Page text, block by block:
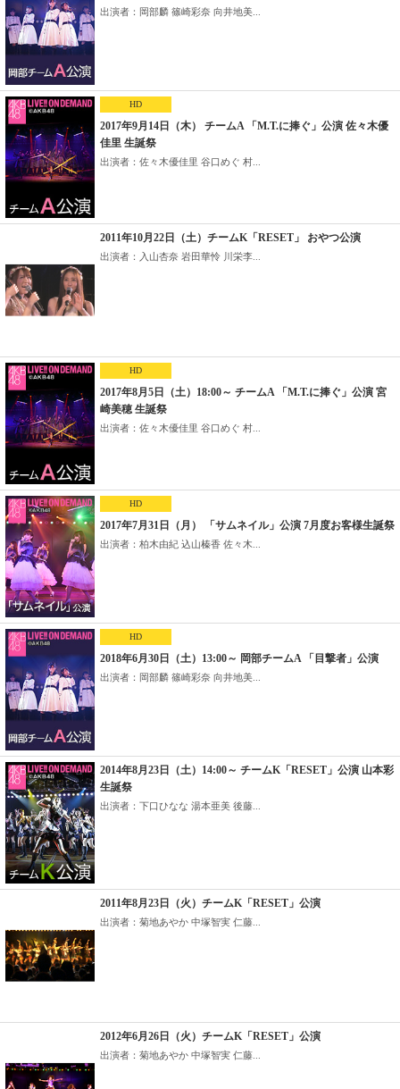
出演者：岡部麟 篠崎彩奈 向井地美...
HD
2017年9月14日（木） チームA 「M.T.に捧ぐ」公演 佐々木優
佳里 生誕祭
出演者：佐々木優佳里 谷口めぐ 村...
2011年10月22日（土）チームK「RESET」 おやつ公演
出演者：入山杏奈 岩田華怜 川栄李...
HD
2017年8月5日（土）18:00～ チームA 「M.T.に捧ぐ」公演 宮
崎美穂 生誕祭
出演者：佐々木優佳里 谷口めぐ 村...
HD
2017年7月31日（月） 「サムネイル」公演 7月度お客様生誕祭
出演者：柏木由紀 込山榛香 佐々木...
HD
2018年6月30日（土）13:00～ 岡部チームA 「目撃者」公演
出演者：岡部麟 篠崎彩奈 向井地美...
2014年8月23日（土）14:00～ チームK「RESET」公演 山本彩
生誕祭
出演者：下口ひなな 湯本亜美 後藤...
2011年8月23日（火）チームK「RESET」公演
出演者：菊地あやか 中塚智実 仁藤...
2012年6月26日（火）チームK「RESET」公演
出演者：菊地あやか 中塚智実 仁藤...